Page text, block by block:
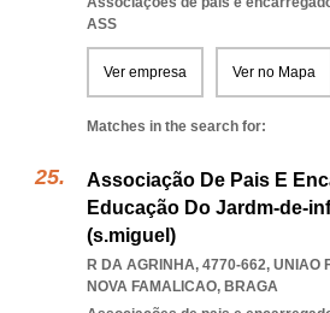
ASS
Ver empresa Ver no Mapa
Matches in the search for:
Associação De Pais E
Educação Do Jardm-de-
(s.miguel)
R DA AGRINHA, 4770-662, UNIAO
NOVA FAMALICAO, BRAGA